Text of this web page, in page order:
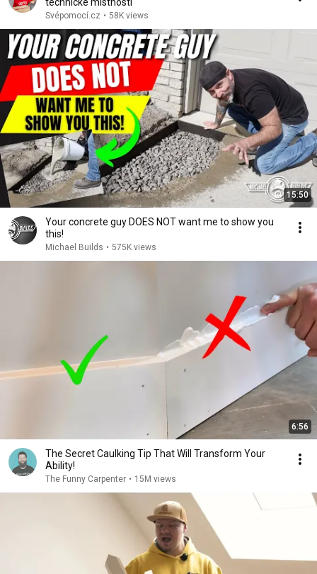
Svépomocí.cz • 58K views
15:50
Your concrete guy DOES NOT want me to show you
this!
Michael Builds • 575K views
6:56
The Secret Caulking Tip That Will Transform Your
Ability!
The Funny Carpenter • 15M views